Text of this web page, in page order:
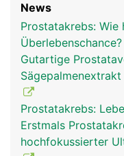
News
Prostatakrebs: Wie
Überlebenschance?
Gutartige
Prostatakrebs:
Erstmals
hochfokussierter